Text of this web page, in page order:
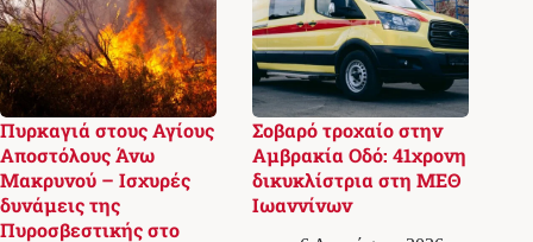
Πυρκαγιά στους Αγίους
Αποστόλους Άνω
Μακρυνού – Ισχυρές
δυνάμεις της
Πυροσβεστικής στο
Σοβαρό τροχαίο στην
Αμβρακία Οδό: 41χρονη
δικυκλίστρια στη ΜΕΘ
Ιωαννίνων